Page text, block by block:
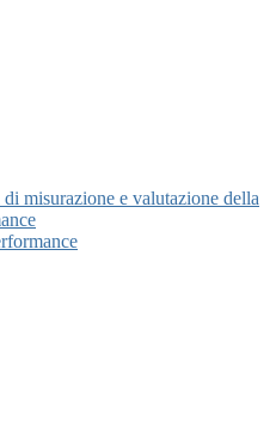
di misurazione e valutazione della